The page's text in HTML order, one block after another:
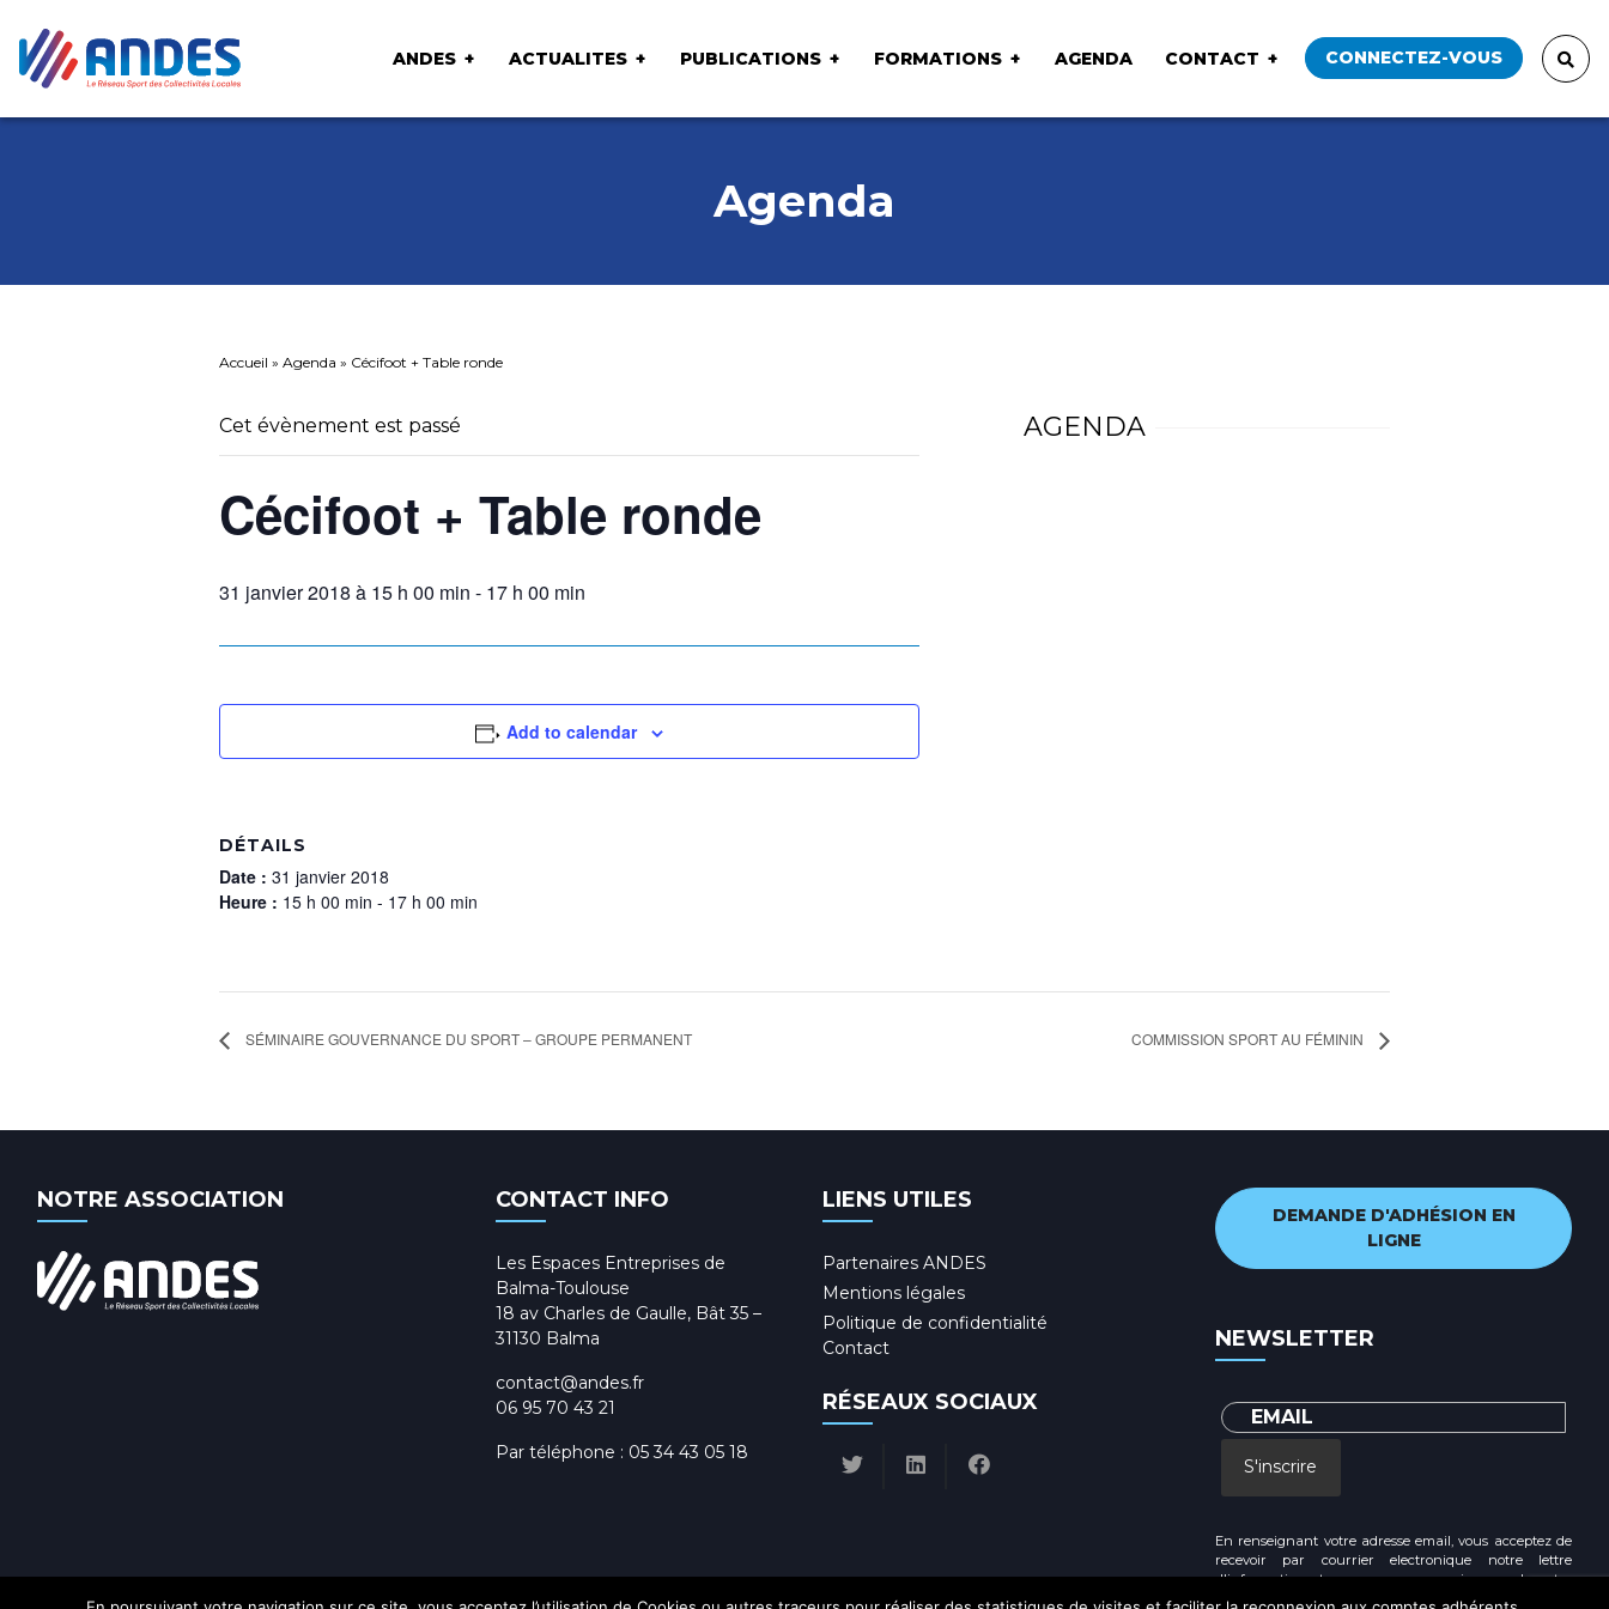
ANDES ACTUALITES PUBLICATIONS FORMATIONS AGENDA CONTACT CONNECTEZ-VOUS
Agenda
Accueil » Agenda » Cécifoot + Table ronde
Cet évènement est passé
Cécifoot + Table ronde
31 janvier 2018 à 15 h 00 min - 17 h 00 min
Add to calendar
DÉTAILS
Date : 31 janvier 2018
Heure : 15 h 00 min - 17 h 00 min
AGENDA
SÉMINAIRE GOUVERNANCE DU SPORT – GROUPE PERMANENT COMMISSION SPORT AU FÉMININ
NOTRE ASSOCIATION CONTACT INFO
Les Espaces Entreprises de
Balma-Toulouse
18 av Charles de Gaulle, Bât 35 –
31130 Balma
contact@andes.fr
06 95 70 43 21
Par téléphone : 05 34 43 05 18
LIENS UTILES
Partenaires ANDES
Mentions légales
Politique de confidentialité
Contact
RÉSEAUX SOCIAUX
DEMANDE D'ADHÉSION EN
LIGNE
NEWSLETTER
S'inscrire
En renseignant votre adresse email, vous acceptez de
recevoir par courrier electronique notre lettre
d'information et vous prenez connaissance de notre
Politique de confidentialité